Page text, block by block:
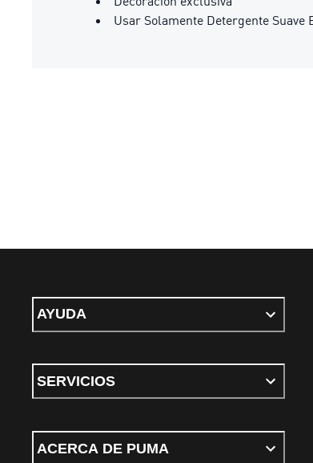
Usar Solamente Detergente Suave
AYUDA
SERVICIOS
ACERCA DE PUMA